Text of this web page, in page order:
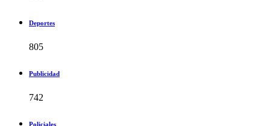
Deportes
805
Publicidad
742
Policiales